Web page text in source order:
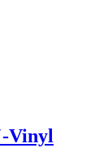
Vinyl